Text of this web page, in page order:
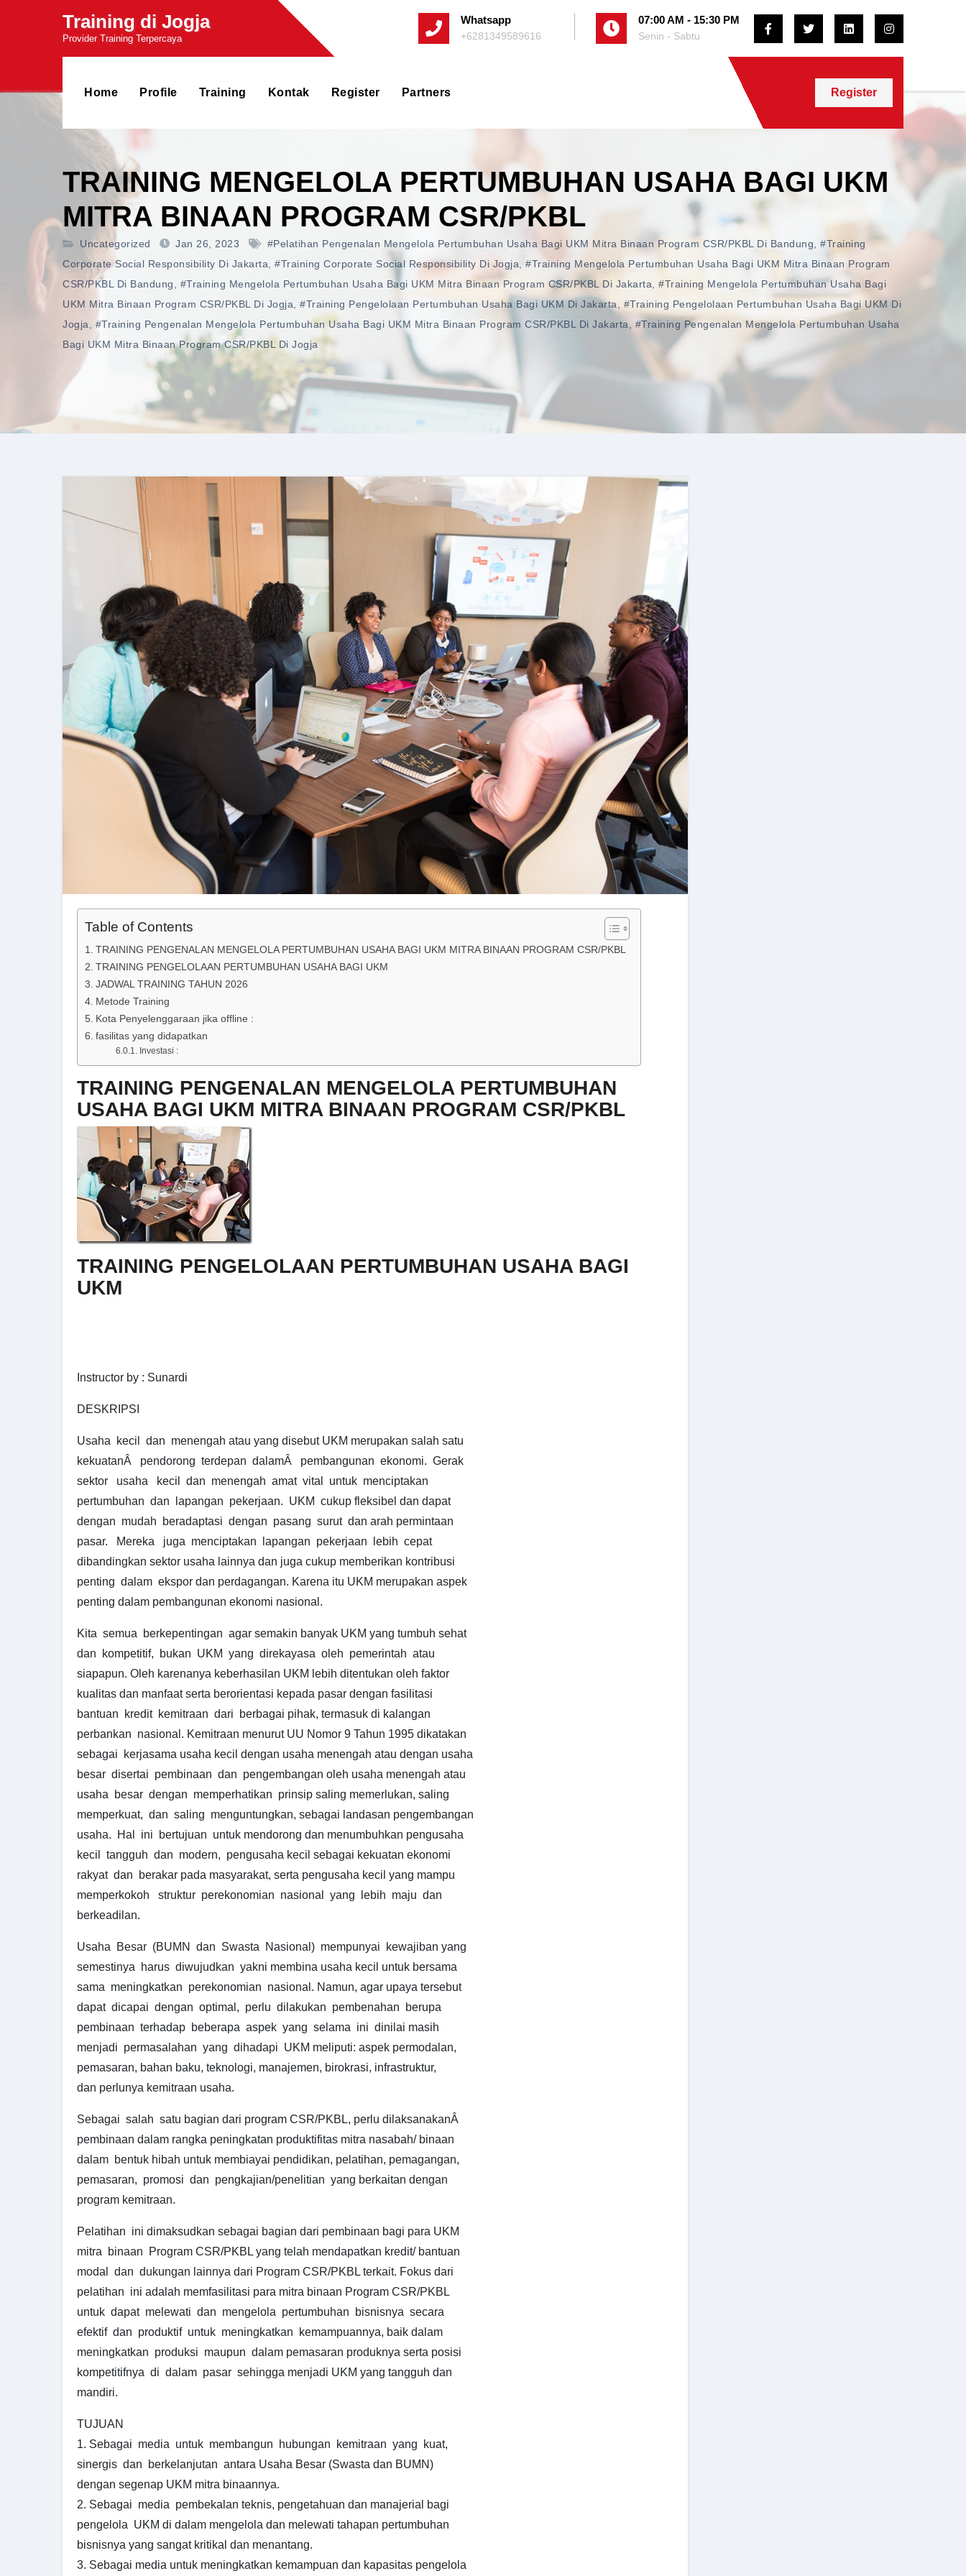
Training di Jogja
Provider Training Terpercaya
Whatsapp
+6281349589616
07:00 AM - 15:30 PM
Senin - Sabtu
Home Profile Training Kontak Register Partners Register
TRAINING MENGELOLA PERTUMBUHAN USAHA BAGI UKM
MITRA BINAAN PROGRAM CSR/PKBL
Uncategorized Jan 26, 2023 #pelatihan Pengenalan Mengelola Pertumbuhan Usaha Bagi UKM Mitra Binaan Program CSR/PKBL Di Bandung
#training
Corporate Social Responsibility Di Jakarta
#training Corporate Social Responsibility Di Jogja
#training Mengelola Pertumbuhan Usaha Bagi UKM Mitra Binaan Program
CSR/PKBL Di Bandung
#training Mengelola Pertumbuhan Usaha Bagi UKM Mitra Binaan Program CSR/PKBL Di Jakarta
#training Mengelola Pertumbuhan Usaha Bagi
UKM Mitra Binaan Program CSR/PKBL Di Jogja
#training Pengelolaan Pertumbuhan Usaha Bagi UKM Di Jakarta
#training Pengelolaan Pertumbuhan Usaha Bagi UKM Di
Jogja
#training Pengenalan Mengelola Pertumbuhan Usaha Bagi UKM Mitra Binaan Program CSR/PKBL Di Jakarta
#training Pengenalan Mengelola Pertumbuhan Usaha
Bagi UKM Mitra Binaan Program CSR/PKBL Di Jogja
Table of Contents
TRAINING PENGENALAN MENGELOLA PERTUMBUHAN USAHA BAGI UKM MITRA BINAAN PROGRAM CSR/PKBL
TRAINING PENGELOLAAN PERTUMBUHAN USAHA BAGI UKM
JADWAL TRAINING TAHUN 2026
Metode Training
Kota Penyelenggaraan jika offline :
fasilitas yang didapatkan
Investasi :
TRAINING PENGENALAN MENGELOLA PERTUMBUHAN
USAHA BAGI UKM MITRA BINAAN PROGRAM CSR/PKBL
TRAINING PENGELOLAAN PERTUMBUHAN USAHA BAGI
UKM
Instructor by : Sunardi
DESKRIPSI
Usaha kecil dan menengah atau yang disebut UKM merupakan salah satu
kekuatanÂ pendorong terdepan dalamÂ pembangunan ekonomi. Gerak
sektor usaha kecil dan menengah amat vital untuk menciptakan
pertumbuhan dan lapangan pekerjaan. UKM cukup fleksibel dan dapat
dengan mudah beradaptasi dengan pasang surut dan arah permintaan
pasar. Mereka juga menciptakan lapangan pekerjaan lebih cepat
dibandingkan sektor usaha lainnya dan juga cukup memberikan kontribusi
penting dalam ekspor dan perdagangan. Karena itu UKM merupakan aspek
penting dalam pembangunan ekonomi nasional.
Kita semua berkepentingan agar semakin banyak UKM yang tumbuh sehat
dan kompetitif, bukan UKM yang direkayasa oleh pemerintah atau
siapapun. Oleh karenanya keberhasilan UKM lebih ditentukan oleh faktor
kualitas dan manfaat serta berorientasi kepada pasar dengan fasilitasi
bantuan kredit kemitraan dari berbagai pihak, termasuk di kalangan
perbankan nasional. Kemitraan menurut UU Nomor 9 Tahun 1995 dikatakan
sebagai kerjasama usaha kecil dengan usaha menengah atau dengan usaha
besar disertai pembinaan dan pengembangan oleh usaha menengah atau
usaha besar dengan memperhatikan prinsip saling memerlukan, saling
memperkuat, dan saling menguntungkan, sebagai landasan pengembangan
usaha. Hal ini bertujuan untuk mendorong dan menumbuhkan pengusaha
kecil tangguh dan modern, pengusaha kecil sebagai kekuatan ekonomi
rakyat dan berakar pada masyarakat, serta pengusaha kecil yang mampu
memperkokoh struktur perekonomian nasional yang lebih maju dan
berkeadilan.
Usaha Besar (BUMN dan Swasta Nasional) mempunyai kewajiban yang
semestinya harus diwujudkan yakni membina usaha kecil untuk bersama
sama meningkatkan perekonomian nasional. Namun, agar upaya tersebut
dapat dicapai dengan optimal, perlu dilakukan pembenahan berupa
pembinaan terhadap beberapa aspek yang selama ini dinilai masih
menjadi permasalahan yang dihadapi UKM meliputi: aspek permodalan,
pemasaran, bahan baku, teknologi, manajemen, birokrasi, infrastruktur,
dan perlunya kemitraan usaha.
Sebagai salah satu bagian dari program CSR/PKBL, perlu dilaksanakanÂ
pembinaan dalam rangka peningkatan produktifitas mitra nasabah/ binaan
dalam bentuk hibah untuk membiayai pendidikan, pelatihan, pemagangan,
pemasaran, promosi dan pengkajian/penelitian yang berkaitan dengan
program kemitraan.
Pelatihan ini dimaksudkan sebagai bagian dari pembinaan bagi para UKM
mitra binaan Program CSR/PKBL yang telah mendapatkan kredit/ bantuan
modal dan dukungan lainnya dari Program CSR/PKBL terkait. Fokus dari
pelatihan ini adalah memfasilitasi para mitra binaan Program CSR/PKBL
untuk dapat melewati dan mengelola pertumbuhan bisnisnya secara
efektif dan produktif untuk meningkatkan kemampuannya, baik dalam
meningkatkan produksi maupun dalam pemasaran produknya serta posisi
kompetitifnya di dalam pasar sehingga menjadi UKM yang tangguh dan
mandiri.
TUJUAN
1. Sebagai media untuk membangun hubungan kemitraan yang kuat,
sinergis dan berkelanjutan antara Usaha Besar (Swasta dan BUMN)
dengan segenap UKM mitra binaannya.
2. Sebagai media pembekalan teknis, pengetahuan dan manajerial bagi
pengelola UKM di dalam mengelola dan melewati tahapan pertumbuhan
bisnisnya yang sangat kritikal dan menantang.
3. Sebagai media untuk meningkatkan kemampuan dan kapasitas pengelola